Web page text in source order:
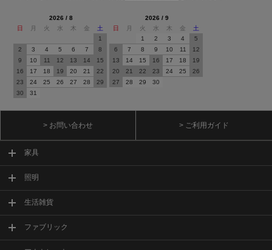
2026 / 8
日
月 火 水 木 金
土
1
2
3 4 5 6 7
8
9
10 11 12 13 14
15
16
17 18 19 20 21
22
23
24 25 26 27 28
29
30
31
2026 / 9
日
月 火 水 木 金
土
1
2 3 4
5
6
7 8 9 10 11
12
13
14 15 16 17 18
19
20
21 22 23 24 25
26
27
28 29 30
> お問い合わせ > ご利用ガイド
家具
照明
生活雑貨
ファブリック